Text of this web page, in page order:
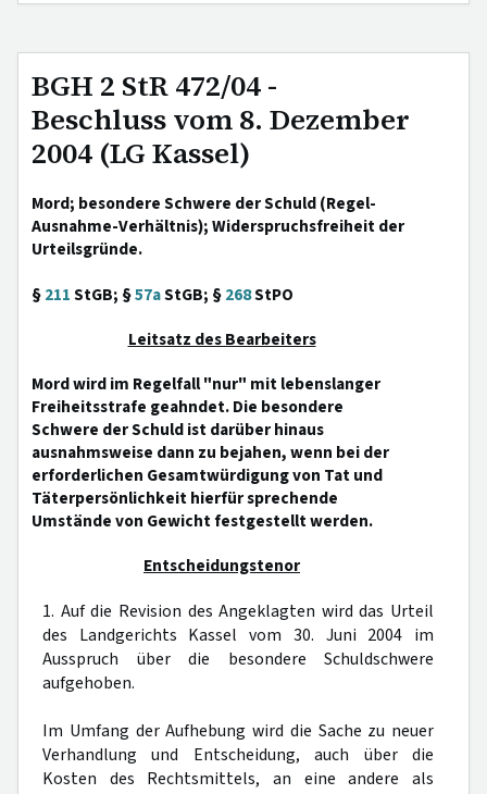
BGH 2 StR 472/04 -
Beschluss vom 8. Dezember
2004 (LG Kassel)
Mord; besondere Schwere der Schuld (Regel-
Ausnahme-Verhältnis); Widerspruchsfreiheit der
Urteilsgründe.
§211StGB; §57aStGB; §268StPO
Leitsatz des Bearbeiters
Mord wird im Regelfall "nur" mit lebenslanger
Freiheitsstrafe geahndet. Die besondere
Schwere der Schuld ist darüber hinaus
ausnahmsweise dann zu bejahen, wenn bei der
erforderlichen Gesamtwürdigung von Tat und
Täterpersönlichkeit hierfür sprechende
Umstände von Gewicht festgestellt werden.
Entscheidungstenor
1. Auf die Revision des Angeklagten wird das Urteil
des Landgerichts Kassel vom 30. Juni 2004 im
Ausspruch über die besondere Schuldschwere
aufgehoben.
Im Umfang der Aufhebung wird die Sache zu neuer
Verhandlung und Entscheidung, auch über die
Kosten des Rechtsmittels, an eine andere als